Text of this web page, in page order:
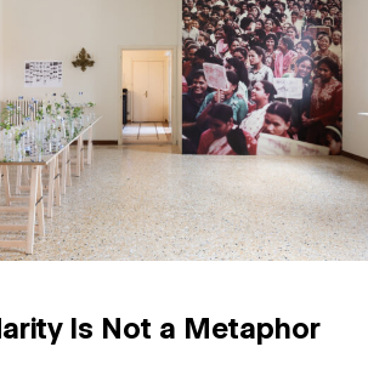
Is Not a Metaphor